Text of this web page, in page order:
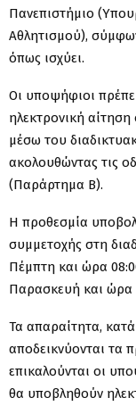
Πανεπιστήμιο
Αθλητισμού),
όπως ισχύει.
Οι υποψήφιοι
ηλεκτρονική
μέσω του
ακολουθώντας τις
(Παράρτημα Β΄).
Η προθεσμία
συμμετοχής στη
Πέμπτη και ώρα
Παρασκευή και ώρα
Τα απαραίτητα,
αποδεικνύονται τα
επικαλούνται οι
θα υποβληθούν